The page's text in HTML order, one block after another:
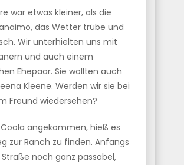
war etwas kleiner, als die
das Wetter trübe und
Wir unterhielten uns mit
und auch einem
Ehepaar. Sie wollten auch
Kleene. Werden wir sie bei
Freund wiedersehen?
Coola angekommen, hieß es
zur Ranch zu finden. Anfangs
noch ganz passabel,